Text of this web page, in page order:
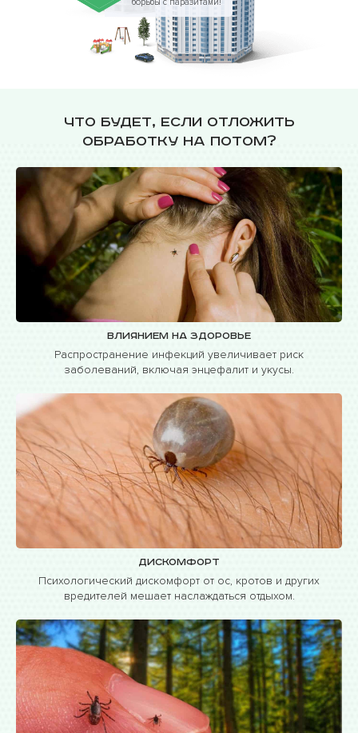
борьбы с паразитами!
Что будет, если отложить
обработку на потом?
Влиянием на здоровье
Распространение инфекций увеличивает риск
заболеваний, включая энцефалит и укусы.
Дискомфорт
Психологический дискомфорт от ос, кротов и других
вредителей мешает наслаждаться отдыхом.